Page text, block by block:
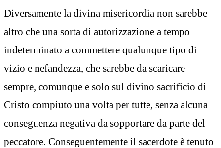
Diversamente la divina misericordia non sarebbe
altro che una sorta di autorizzazione a tempo
indeterminato a commettere qualunque tipo di
vizio e nefandezza, che sarebbe da scaricare
sempre, comunque e solo sul divino sacrificio di
Cristo compiuto una volta per tutte, senza alcuna
conseguenza negativa da sopportare da parte del
peccatore. Conseguentemente il sacerdote è tenuto